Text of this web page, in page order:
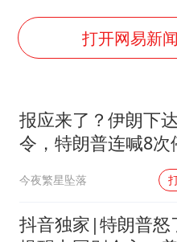
浙江
香港
郑
网传
打开网易新
报应来了？伊朗下
令，特朗普连喊8次
手，海外资产遭清
今夜繁星坠落
抖音独家|特朗普怒